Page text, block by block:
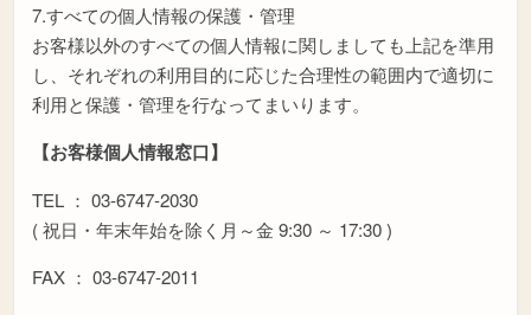
7.すべての個人情報の保護・管理
お客様以外のすべての個人情報に関しましても上記を準用
し、それぞれの利用目的に応じた合理性の範囲内で適切に
利用と保護・管理を行なってまいります。
【お客様個人情報窓口】
TEL ： 03-6747-2030
( 祝日・年末年始を除く月～金 9:30 ～ 17:30 )
FAX ： 03-6747-2011